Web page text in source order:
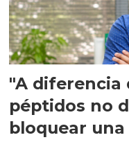
"A diferencia
péptidos no
bloquear